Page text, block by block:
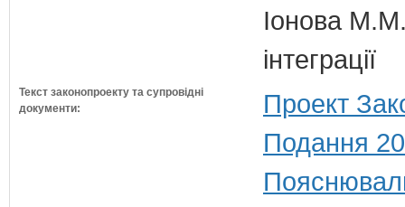
Іонова М.М.
інтеграції
Текст законопроекту та супровідні
документи:
Проект
Подання